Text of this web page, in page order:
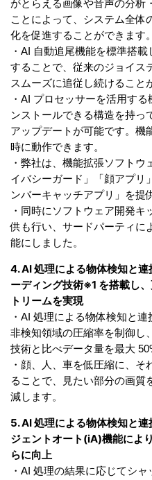
がとらえる画像や音声の分析
ことによって、システム全体
化を促進することができます。
・AI 自動追尾機能を標準搭
することで、従来のジョイス
スムーズに追従し続けること
・AI プロセッサーを活用す
ンストールできる構造を持っ
アップデートが可能です。機
時に動作できます。
・弊社は、機能拡張ソフト
イバシーガード」「顔アプリ
ンバーキャッチアプリ」を提
・同時にソフトウェア開発
供も行い、サードパーティに
能にしました。
4. AI 処理による物体検知と
ーディング技術※1 を搭載し
トリームを実現
・AI 処理による物体検知と
非検知領域の圧縮率を制御し
技術と比べデータ量を最大
・顔、人、車を低圧縮に、
ることで、見たい部分の画質
減します。
5. AI 処理による物体検知と
ジェントオート(iA)機能によ
らに向上
・AI 処理の結果に応じてシ